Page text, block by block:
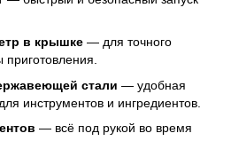
в крышке — для точного
приготовления.
стали — удобная
инструментов и ингредиентов.
— всё под рукой во время